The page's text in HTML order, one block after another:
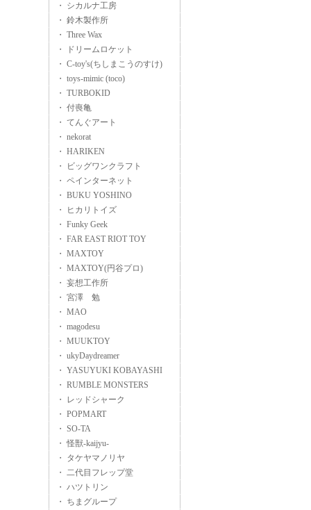
・ シカルナ工房
・ 鈴木製作所
・ Three Wax
・ ドリームロケット
・ C-toy's(ちしまこうのすけ)
・ toys-mimic (toco)
・ TURBOKID
・ 付喪亀
・ てんぐアート
・ nekorat
・ HARIKEN
・ ビッグワンクラフト
・ ペインターネット
・ BUKU YOSHINO
・ ヒカリトイズ
・ Funky Geek
・ FAR EAST RIOT TOY
・ MAXTOY
・ MAXTOY(円谷プロ)
・ 妄想工作所
・ 宮澤 勉
・ MAO
・ magodesu
・ MUUKTOY
・ ukyDaydreamer
・ YASUYUKI KOBAYASHI
・ RUMBLE MONSTERS
・ レッドシャーク
・ POPMART
・ SO-TA
・ 怪獣-kaijyu-
・ タケヤマノリヤ
・ 二代目フレップ堂
・ ハツトリン
・ ちまグループ